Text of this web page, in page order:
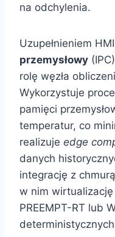
na odchylenia.
Uzupełnieniem
przemysłowy
rolę węzła
Wykorzystuje
pamięci
temperatur, co
realizuje edge
danych
integrację z
w nim
PREEMPT-RT lub